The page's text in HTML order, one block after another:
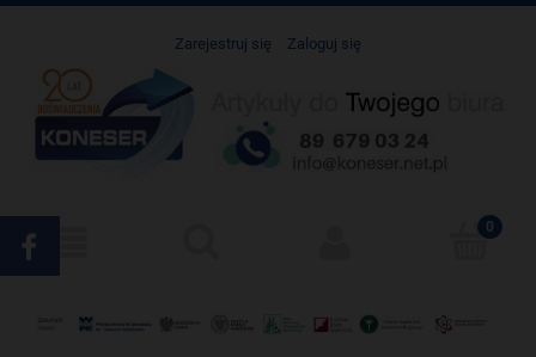
Zarejestruj się Zaloguj się